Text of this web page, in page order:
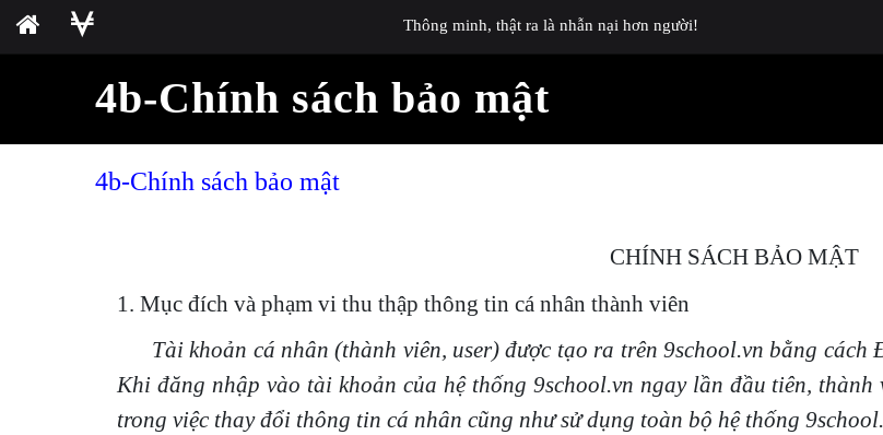
Thông minh, thật ra là nhẫn nại hơn người!
4b-Chính sách bảo mật
4b-Chính sách bảo mật
CHÍNH SÁCH BẢO MẬT
1. Mục đích và phạm vi thu thập thông tin cá nhân thành viên
Tài khoản cá nhân (thành viên, user) được tạo ra trên 9school.vn bằng
Khi đăng nhập vào tài khoản của hệ thống 9school.vn ngay lần đầu tiên,
trong việc thay đổi thông tin cá nhân cũng như sử dụng toàn bộ hệ thống